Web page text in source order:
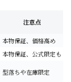
注意点
本物保証、価格高め
本物保証、公式限定も
型落ちや在庫限定